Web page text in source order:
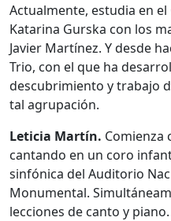
Actualmente, estudia en
Katarina Gurska con los
Javier Martínez. Y desde
Trio, con el que ha
descubrimiento y trabajo
tal agrupación.
‍‍Leticia Martín. Comienza
cantando en un coro
sinfónica del Auditorio
Monumental.
lecciones de canto y